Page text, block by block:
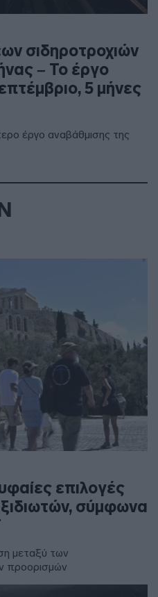
σιδηροτροχιών
– Το έργο
5 μήνες
έργο αναβάθμισης της
επιλογές
σύμφωνα
μεταξύ των
προορισμών